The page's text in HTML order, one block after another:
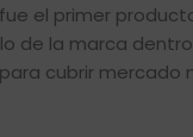
el primer
de la marca
cubrir mercado